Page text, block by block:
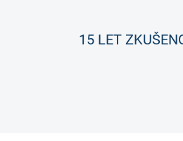
15 LET